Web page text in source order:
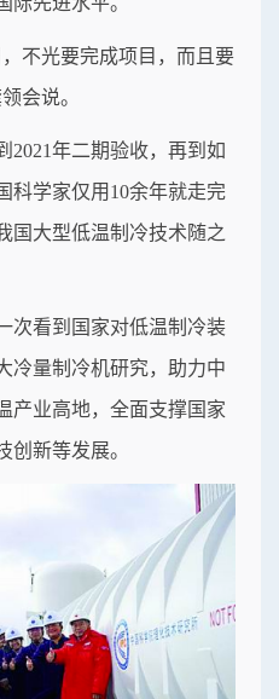
不光要完成项目，而且要
会说。
2021年二期验收，再到如
科学家仅用10余年就走完
国大型低温制冷技术随之
次看到国家对低温制冷装
冷量制冷机研究，助力中
产业高地，全面支撑国家
创新等发展。